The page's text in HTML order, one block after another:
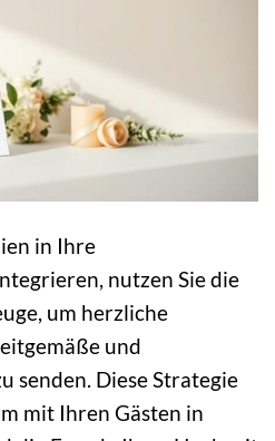
in Ihre
nutzen Sie die
um herzliche
und
senden. Diese Strategie
mit Ihren Gästen in